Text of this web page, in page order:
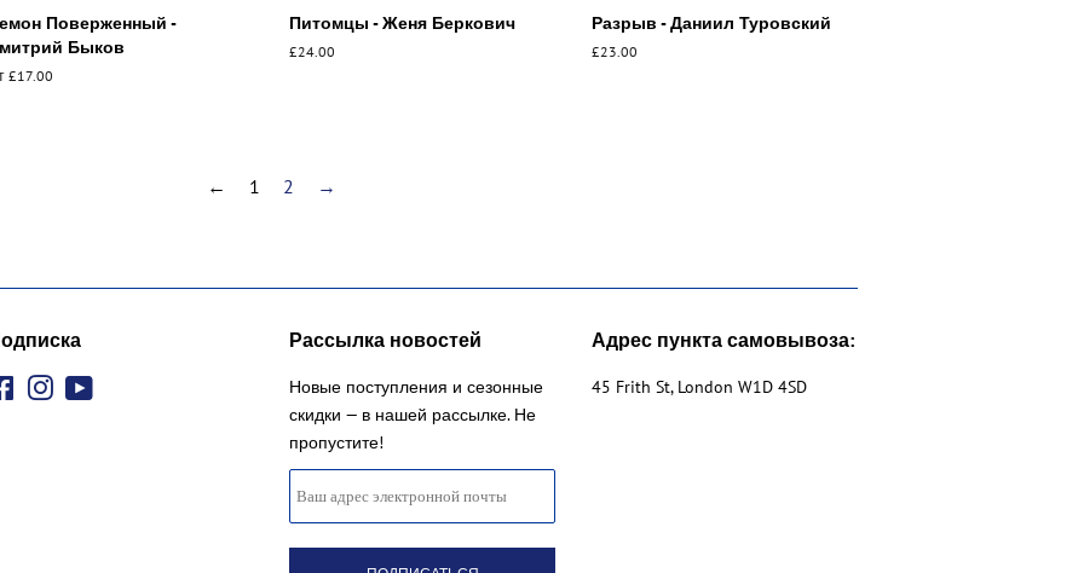
Поверженный -
Быков
£17.00
Питомцы - Женя Беркович
Обычная
£24.00
Разрыв - Даниил Туровский
Обычная
£23.00
← 1 2 →
FacebookInstagram
Рассылка новостей
Новые поступления и сезонные
скидки — в нашей рассылке. Не
пропустите!
Адрес пункта самовывоза:
45 Frith St, London W1D 4SD